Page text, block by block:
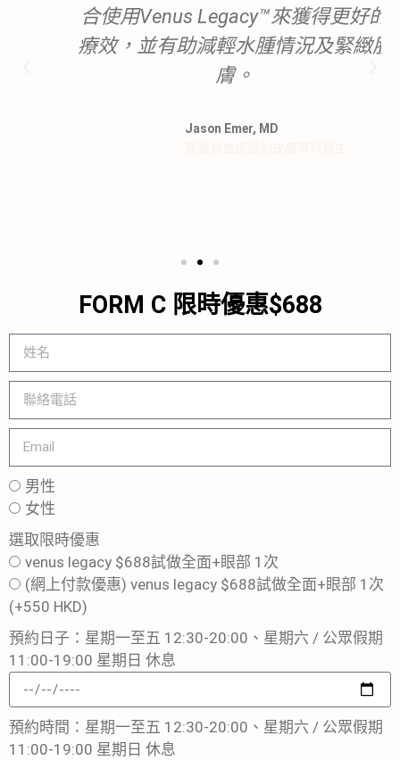
合使用Venus Legacy™來獲得更好的
療效，並有助減輕水腫情況及緊緻肌
膚。
Jason Emer, MD
FORM C 限時優惠$688
男性
女性
選取限時優惠
venus legacy $688試做全面+眼部 1次
(網上付款優惠) venus legacy $688試做全面+眼部 1次
(+550 HKD)
預約日子：星期一至五 12:30-20:00、星期六 / 公眾假期
11:00-19:00 星期日 休息
預約時間：星期一至五 12:30-20:00、星期六 / 公眾假期
11:00-19:00 星期日 休息